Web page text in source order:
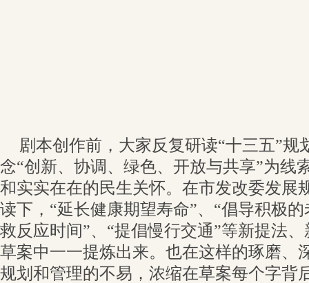
剧本创作前，大家反复研读“十三五”规
念“创新、协调、绿色、开放与共享”为线
和实实在在的民生关怀。在市发改委发展
读下，“延长健康期望寿命”、“倡导积极
救反应时间”、“提倡慢行交通”等新提法
草案中一一提炼出来。也在这样的琢磨、
规划和管理的不易，浓缩在草案每个字背